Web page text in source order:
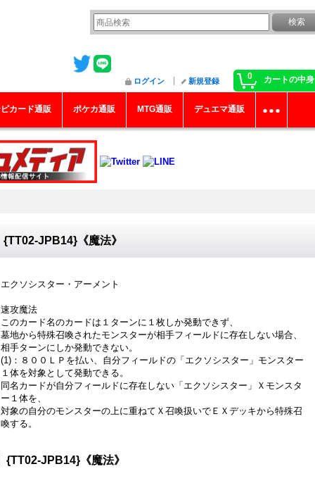
0 カートの中身
ログイン 新規登録
カード通販 ポケカ通販 MTG通販 デュエマ通販
JPB14}《魔法》
エクソシスター・アーメント
速攻魔法
このカード名のカードは１ターンに１枚しか発動できず、
墓地から特殊召喚されたモンスターが相手フィールドに存在しない場合、
相手ターンにしか発動できない。
(1)：８００ＬＰを払い、自分フィールドの「エクソシスター」モンスター
１体を対象として発動できる。
同名カードが自分フィールドに存在しない「エクソシスター」Ｘモンスタ
ー１体を、
対象の自分のモンスターの上に重ねてＸ召喚扱いでＥＸデッキから特殊召
喚する。
{TT02-JPB14}《魔法》